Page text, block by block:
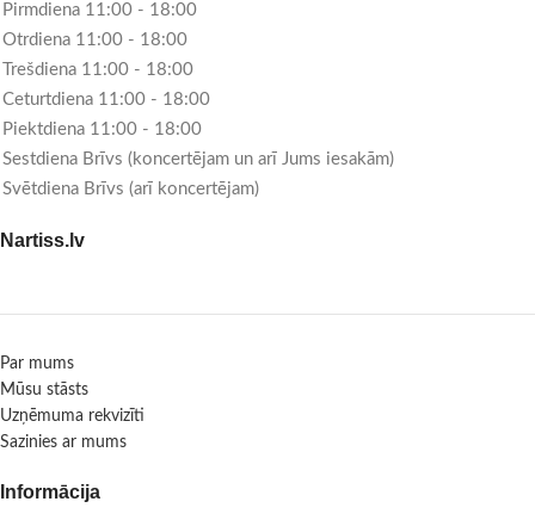
Pirmdiena 11:00 - 18:00
Otrdiena 11:00 - 18:00
Trešdiena 11:00 - 18:00
Ceturtdiena 11:00 - 18:00
Piektdiena 11:00 - 18:00
Sestdiena Brīvs (koncertējam un arī Jums iesakām)
Svētdiena Brīvs (arī koncertējam)
Nartiss.lv
Par mums
Mūsu stāsts
Uzņēmuma rekvizīti
Sazinies ar mums
Informācija